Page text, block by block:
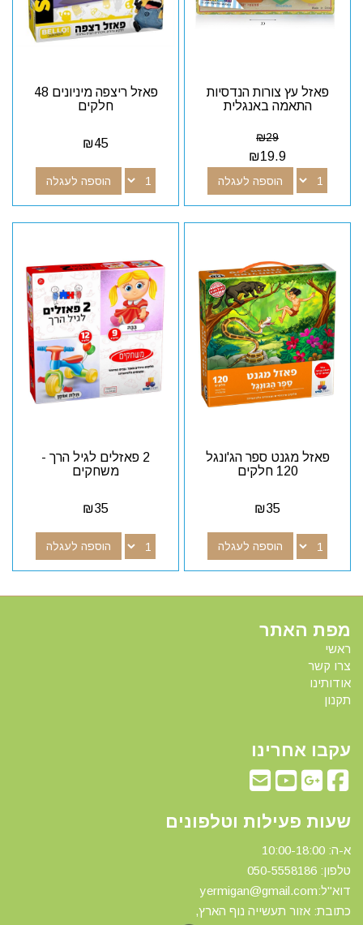
פאזל עץ צורות הנדסיות
התאמה באנגלית
₪29
₪19.9
הוספה לעגלה
פאזל ריצפה מיניונים 48
חלקים
₪45
הוספה לעגלה
פאזל מגנט ספר הג'ונגל
120 חלקים
₪35
הוספה לעגלה
2 פאזלים לגיל הרך -
משחקים
₪35
הוספה לעגלה
מפת האתר
ראשי
צרו קשר
אודותינו
תקנון
עקבו אחרינו
שעות פעילות וטלפונים
א-ה: 10:00-18:00
טלפון: 0 50-5558186
דוא"ל:yermigan@gmail.com
כתובת: אזור תעשייה נוף הארץ,